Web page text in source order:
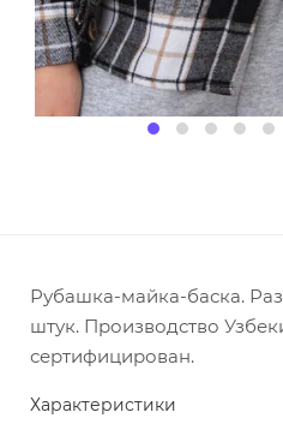
Рубашка-майка-баска.
штук. Производство
сертифицирован.
Характеристики